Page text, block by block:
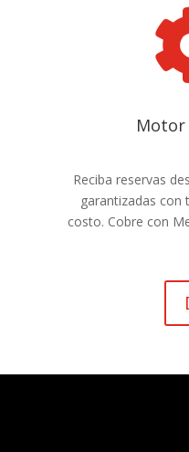
Motor
Reciba reservas
garantizadas
costo. Cobre con